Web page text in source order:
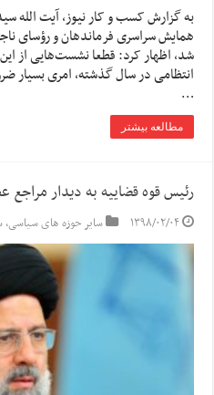
به گزارش کسب و کار نیوز، آیت الله
همایش سراسری فرماندهان و رؤسای
شد، اظهار کرد: قطعا نشست‌هایی از
انتظامی در سال گذشته، امری
…
مطالعه بیشتر
رئیس قوه قضاییه به دیدار مراجع
۱۳۹۸/۰۲/۰۴ سایر حوزه های سیاسی,